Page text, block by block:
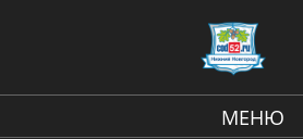
МЕНЮ